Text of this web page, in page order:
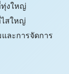
งใหญ่
สใหญ่
ละการจัดการ